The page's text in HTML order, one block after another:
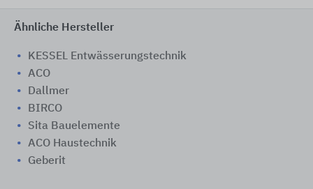
Ähnliche Hersteller
KESSEL Entwässerungstechnik
ACO
Dallmer
BIRCO
Sita Bauelemente
ACO Haustechnik
Geberit